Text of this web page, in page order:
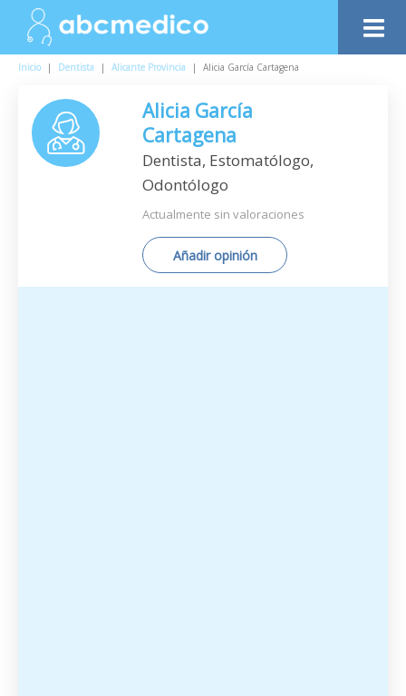
Inicio | Dentista | Alicante Provincia | Alicia García Cartagena
Alicia García
Cartagena
Dentista, Estomatólogo,
Odontólogo
Actualmente sin valoraciones
Añadir opinión